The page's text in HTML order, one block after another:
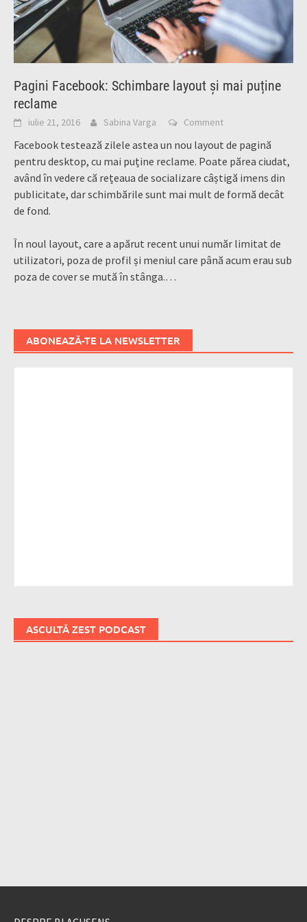
Pagini Facebook: Schimbare layout și mai puține
reclame
iulie 21, 2016 Sabina Varga Comment
Facebook testează zilele astea un nou layout de pagină
pentru desktop, cu mai puține reclame. Poate părea ciudat,
având în vedere că rețeaua de socializare câștigă imens din
publicitate, dar schimbările sunt mai mult de formă decât
de fond.
În noul layout, care a apărut recent unui număr limitat de
utilizatori, poza de profil și meniul care până acum erau sub
poza de cover se mută în stânga.…
ABONEAZĂ-TE LA NEWSLETTER
ASCULTĂ ZEST PODCAST